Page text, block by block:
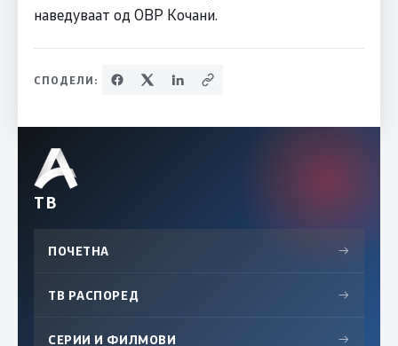
наведуваат од ОВР Кочани.
СПОДЕЛИ:
ТВ
ПОЧЕТНА →
ТВ РАСПОРЕД →
СЕРИИ И ФИЛМОВИ →